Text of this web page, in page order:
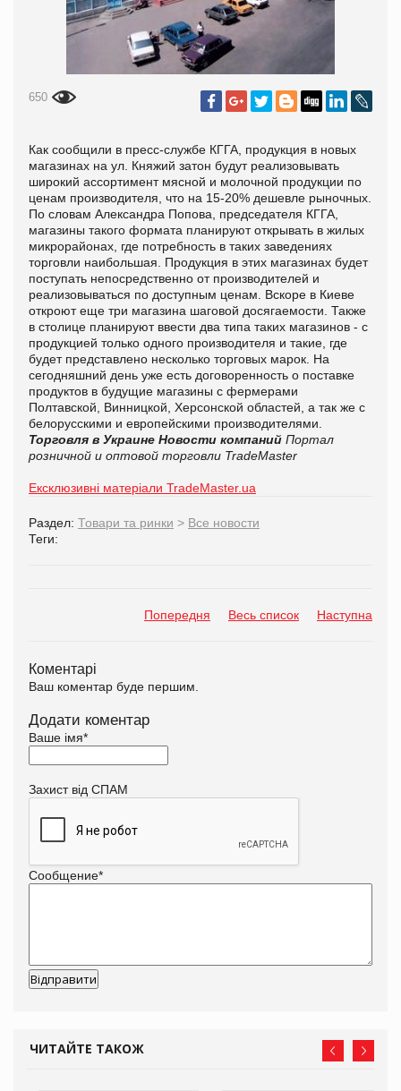
650
Как сообщили в пресс-службе КГГА, продукция в новых
магазинах на ул. Княжий затон будут реализовывать
широкий ассортимент мясной и молочной продукции по
ценам производителя, что на 15-20% дешевле рыночных.
По словам Александра Попова, председателя КГГА,
магазины такого формата планируют открывать в жилых
микрорайонах, где потребность в таких заведениях
торговли наибольшая. Продукция в этих магазинах будет
поступать непосредственно от производителей и
реализовываться по доступным ценам. Вскоре в Киеве
откроют еще три магазина шаговой досягаемости. Также
в столице планируют ввести два типа таких магазинов - с
продукцией только одного производителя и такие, где
будет представлено несколько торговых марок. На
сегодняшний день уже есть договоренность о поставке
продуктов в будущие магазины с фермерами
Полтавской, Винницкой, Херсонской областей, а так же с
белорусскими и европейскими производителями.
Торговля в Украине Новости компаний Портал
розничной и оптовой торговли TradeMaster
Ексклюзивні матеріали TradeMaster.ua
Раздел: Товари та ринки > Все новости
Теги:
Попередня Весь список Наступна
Коментарі
Ваш коментар буде першим.
Додати коментар
Ваше імя*
Захист від СПАМ
Сообщение*
ЧИТАЙТЕ ТАКОЖ